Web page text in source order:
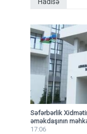
Səfərbərlik
əməkdaşının
17:06